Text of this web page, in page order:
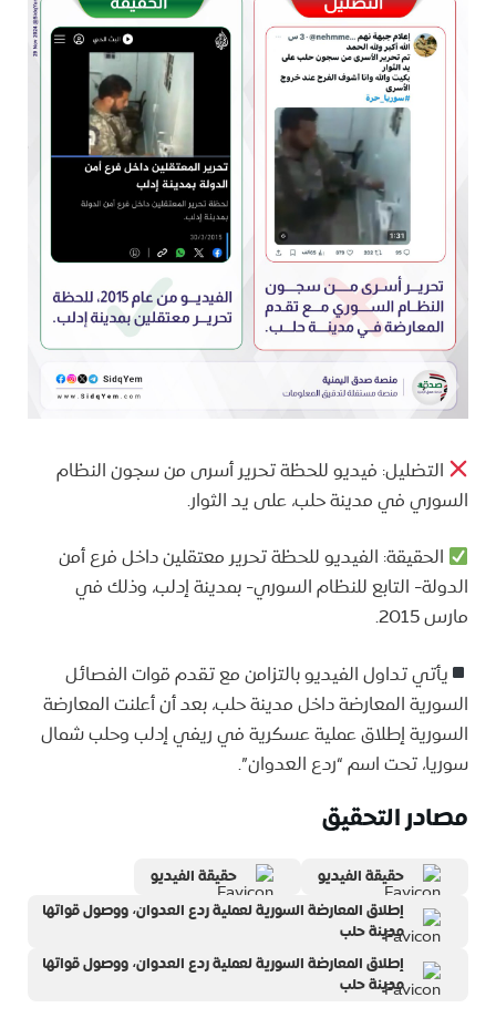
التضليل: فيديو للحظة تحرير أسرى من سجون النظام
السوري في مدينة حلب، على يد الثوار.
الحقيقة: الفيديو للحظة تحرير معتقلين داخل فرع أمن
الدولة- التابع للنظام السوري- بمدينة إدلب، وذلك في
مارس 2015.
يأتي تداول الفيديو بالتزامن مع تقدم قوات الفصائل
السورية المعارضة داخل مدينة حلب، بعد أن أعلنت المعارضة
السورية إطلاق عملية عسكرية في ريفي إدلب وحلب شمال
سوريا، تحت اسم “ردع العدوان”.
مصادر التحقيق
حقيقة الفيديو
حقيقة الفيديو
إطلاق المعارضة السورية لعملية ردع العدوان، ووصول قواتها
مدينة حلب
إطلاق المعارضة السورية لعملية ردع العدوان، ووصول قواتها
مدينة حلب